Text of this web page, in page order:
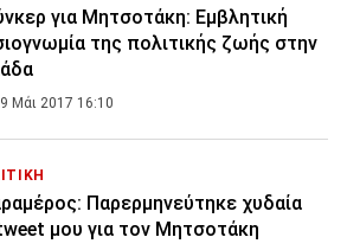
για Μητσοτάκη: Εμβλητική
της πολιτικής ζωής στην
Μάι 2017 16:10
Παρερμηνεύτηκε χυδαία
μου για τον Μητσοτάκη